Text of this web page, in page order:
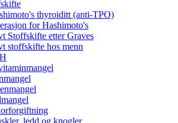
thyroiditt (anti-TPO)
for Hashimoto's
Stoffskifte etter Graves
stoffskifte hos menn
ledd og knogler